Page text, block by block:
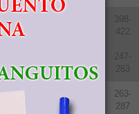
398-
422
≥1114
247-
263
33-36
263-
287